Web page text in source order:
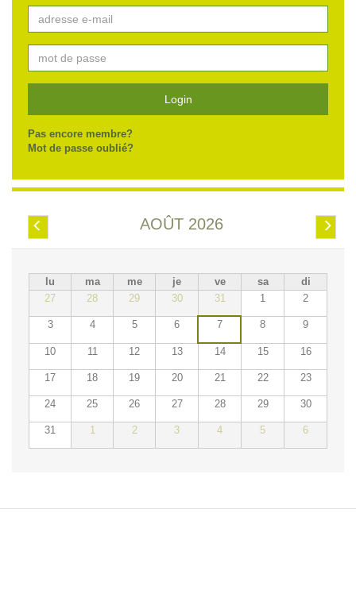
Login
Pas encore membre?
Mot de passe oublié?
Préc. Suiv.
AOÛT 2026
lu ma me je ve sa
di
27
28 29 30 31 1 2
3 4 5 6 7 8 9
10 11 12 13 14 15 16
17 18 19 20 21 22 23
24 25 26 27 28 29 30
31 1 2 3 4 5 6
ÉVÉNEMENTS DU